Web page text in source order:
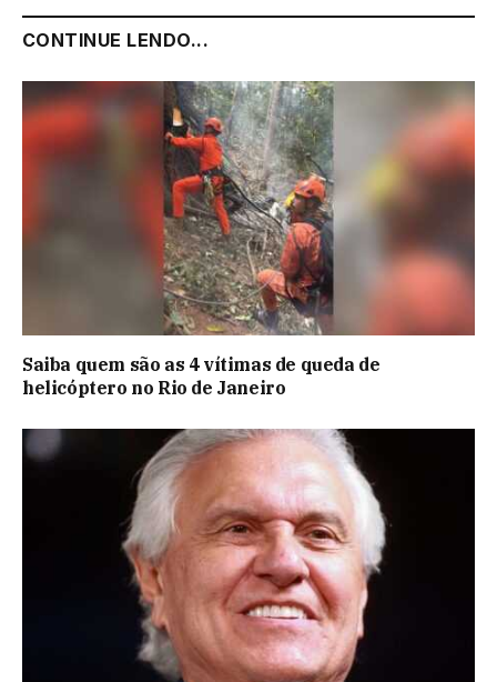
CONTINUE LENDO...
Saiba quem são as 4 vítimas de queda de
helicóptero no Rio de Janeiro